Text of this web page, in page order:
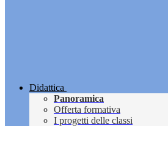
Didattica
Panoramica
Offerta formativa
I progetti delle classi